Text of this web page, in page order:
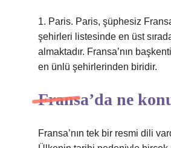
1. Paris. Paris, şüphesiz
şehirleri listesinde en üst
almaktadır. Fransa’nın
en ünlü şehirlerinden biridir.
Fransa’da ne
Fransa’nın tek bir resmi dili